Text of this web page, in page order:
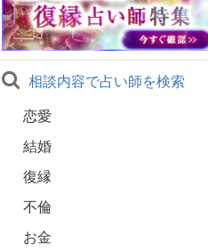
相談内容で占い師を検索
恋愛
結婚
復縁
不倫
お金